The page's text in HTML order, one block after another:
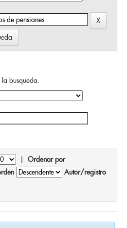
busqueda.
| Ordenar por
Autor/registro